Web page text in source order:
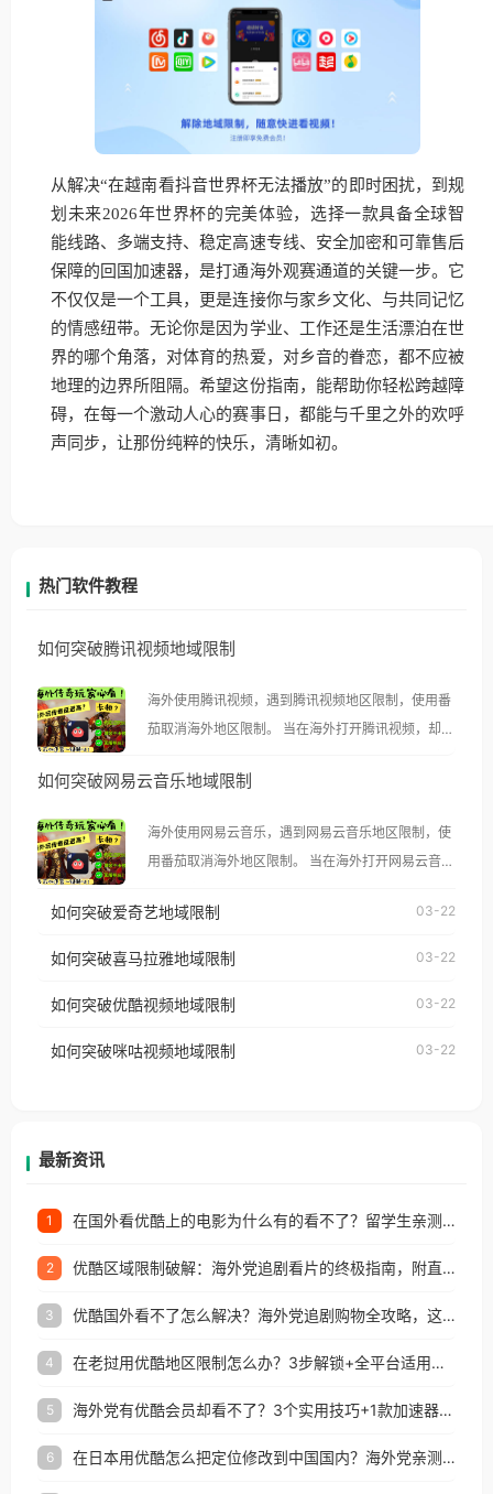
从解决“在越南看抖音世界杯无法播放”的即时困扰，到规
划未来2026年世界杯的完美体验，选择一款具备全球智
能线路、多端支持、稳定高速专线、安全加密和可靠售后
保障的回国加速器，是打通海外观赛通道的关键一步。它
不仅仅是一个工具，更是连接你与家乡文化、与共同记忆
的情感纽带。无论你是因为学业、工作还是生活漂泊在世
界的哪个角落，对体育的热爱，对乡音的眷恋，都不应被
地理的边界所阻隔。希望这份指南，能帮助你轻松跨越障
碍，在每一个激动人心的赛事日，都能与千里之外的欢呼
声同步，让那份纯粹的快乐，清晰如初。
热门软件教程
如何突破腾讯视频地域限制
海外使用腾讯视频，遇到腾讯视频地区限制，使用番
茄取消海外地区限制。 当在海外打开腾讯视频，却突
示语。 海外用户如香港、澳门、台湾、美国、加拿
像其他音乐平台一样，出现地区及版权限制问题，且
仅能在中国大陆地区播放。 遇到这个问题的朋友们，
台湾、美国、加拿大、澳大利亚、欧洲等国家和地区
权限制所困扰。
如何突破网易云音乐地域限制
海外使用网易云音乐，遇到网易云音乐地区限制，使
用番茄取消海外地区限制。 当在海外打开网易云音
播放”的提示语。 海外用户如香港、澳门、台湾、美
制问题，且仅能在中国大陆地区播放。 遇到这个问题
户收听网易云音乐地区版权限制」的问题，无论人在
如何突破爱奇艺地域限制 03-22
如何突破喜马拉雅地域限制 03-22
如何突破优酷视频地域限制 03-22
如何突破咪咕视频地域限制 03-22
最新资讯
1 在国外看优酷上的电影为什么有的看不了？留学生亲测有效的回国加速方案
2 优酷区域限制破解：海外党追剧看片的终极指南，附直播欧冠+1905电影网解决方案
3 优酷国外看不了怎么解决？海外党追剧购物全攻略，这招亲测有效！
4 在老挝用优酷地区限制怎么办？3步解锁+全平台适用的回国加速器指南
5 海外党有优酷会员却看不了？3个实用技巧+1款加速器解决追剧&金融APP难题
6 在日本用优酷怎么把定位修改到中国国内？海外党亲测有效的回国加速指南